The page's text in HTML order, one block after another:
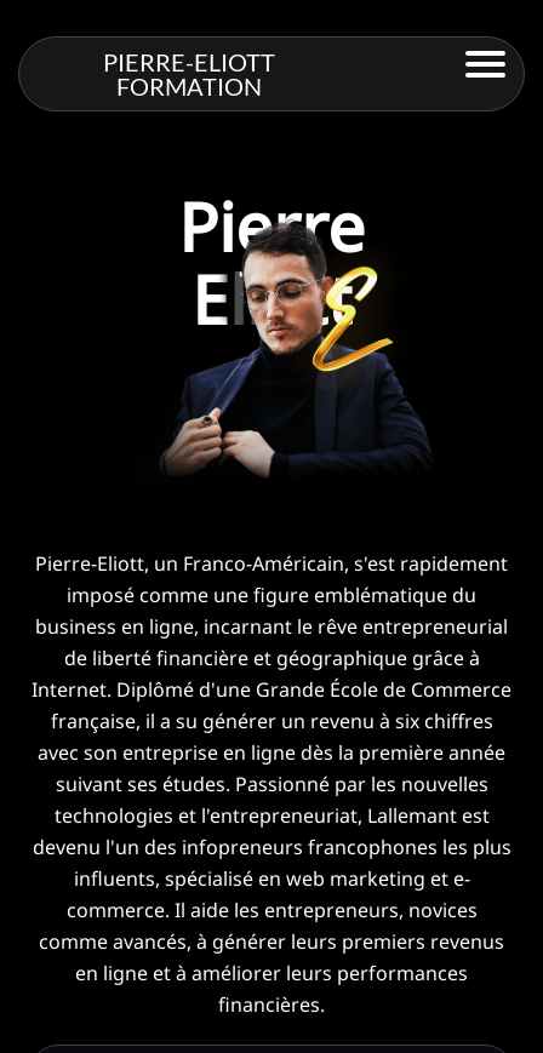
PIERRE-ELIOTT
FORMATION
Pierre
Eliott
Pierre-Eliott, un Franco-Américain, s'est rapidement
imposé comme une figure emblématique du
business en ligne, incarnant le rêve entrepreneurial
de liberté financière et géographique grâce à
Internet. Diplômé d'une Grande École de Commerce
française, il a su générer un revenu à six chiffres
avec son entreprise en ligne dès la première année
suivant ses études. Passionné par les nouvelles
technologies et l'entrepreneuriat, Lallemant est
devenu l'un des infopreneurs francophones les plus
influents, spécialisé en web marketing et e-
commerce. Il aide les entrepreneurs, novices
comme avancés, à générer leurs premiers revenus
en ligne et à améliorer leurs performances
financières.